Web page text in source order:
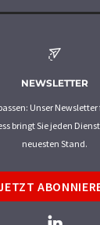
NEWSLETTER
Unser
bringt Sie jeden
neuesten Stand.